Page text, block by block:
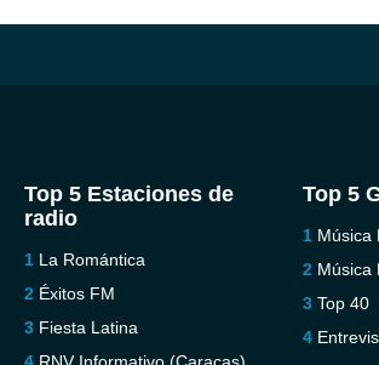
Top 5 Estaciones de
radio
La Romántica
Éxitos FM
Fiesta Latina
Top 5
Música
Música
Top 40